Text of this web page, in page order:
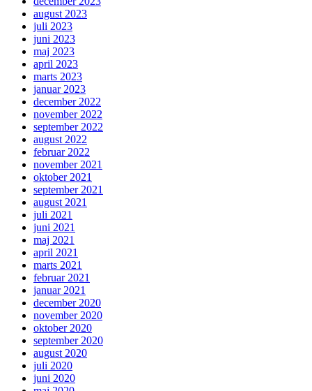
august 2023
juli 2023
juni 2023
maj 2023
april 2023
marts 2023
januar 2023
december 2022
november 2022
september 2022
august 2022
februar 2022
november 2021
oktober 2021
september 2021
august 2021
juli 2021
juni 2021
maj 2021
april 2021
marts 2021
februar 2021
januar 2021
december 2020
november 2020
oktober 2020
september 2020
august 2020
juli 2020
juni 2020